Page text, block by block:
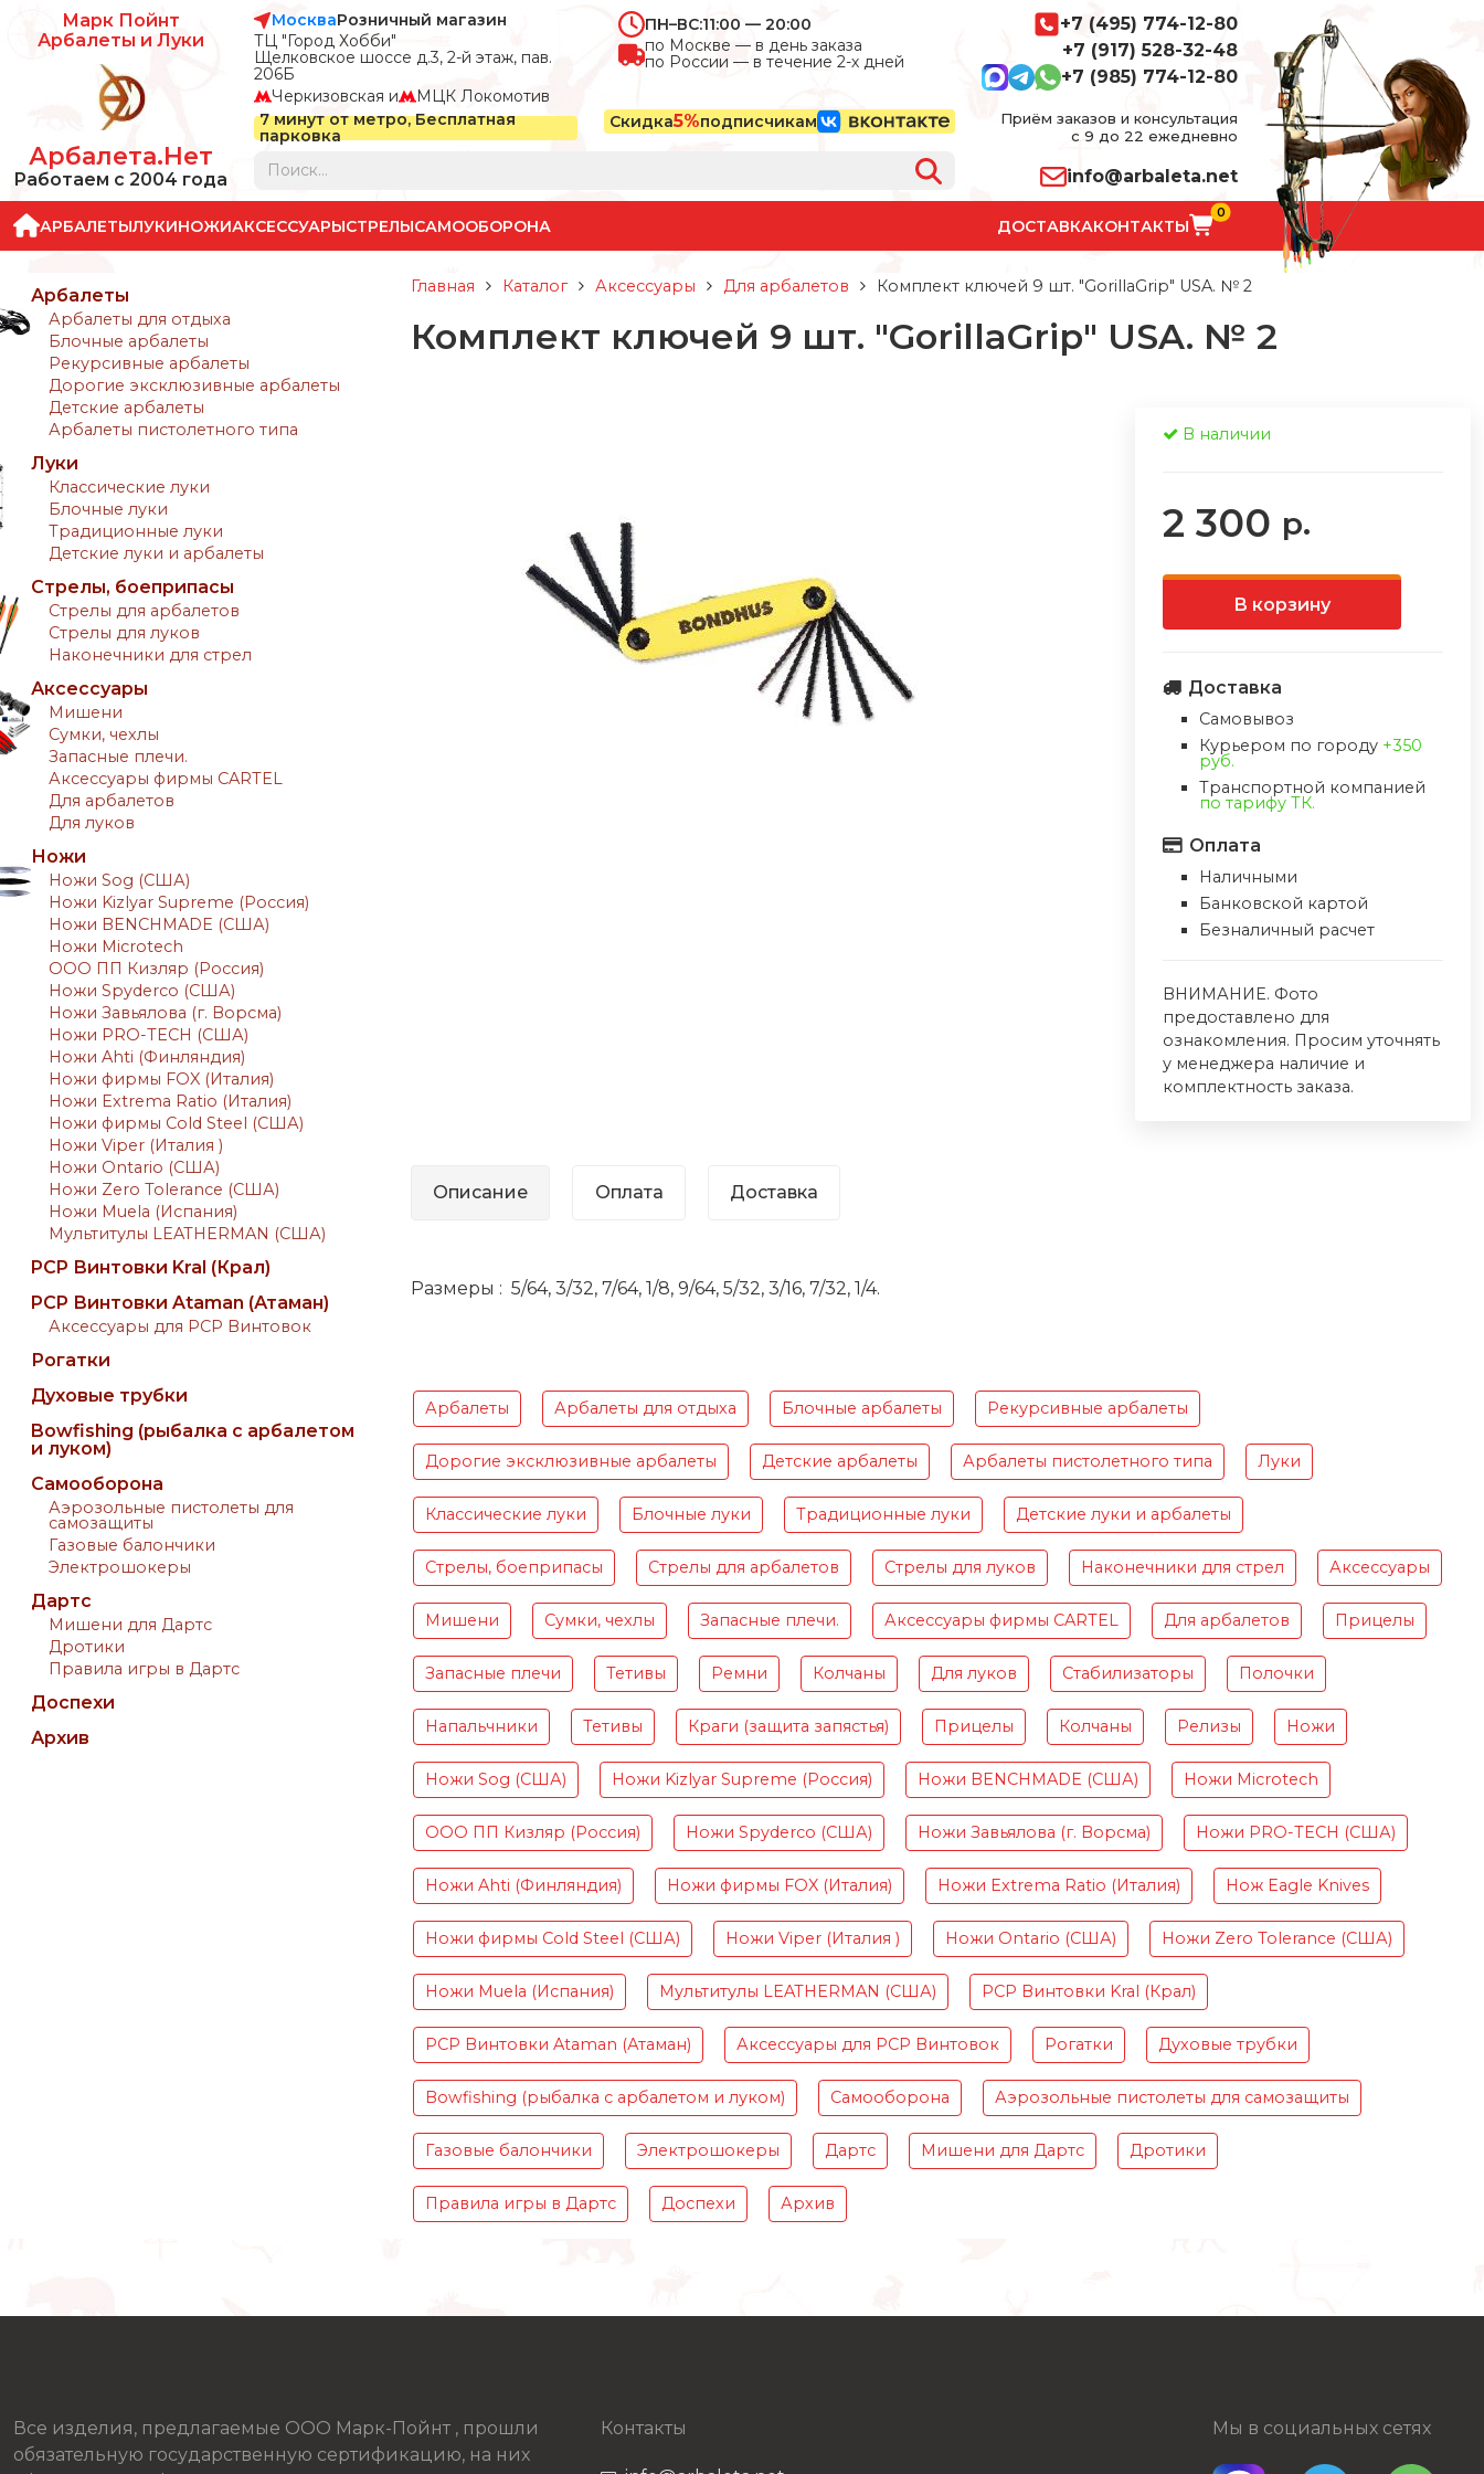
Марк Пойнт
Арбалеты и Луки
Арбалета.Нет
Работаем с 2004 года
МоскваРозничный магазин
ТЦ "Город Хобби"
Щелковское шоссе д.3, 2-й этаж, пав.
206Б
Черкизовская и
МЦК Локомотив
ПН–ВС:11:00 — 20:00
по Москве — в день заказа
по России — в течение 2-х дней
7 минут от метро, Бесплатная
парковка
Скидка5%подписчикам
+7 (495) 774-12-80
+7 (917) 528-32-48
+7 (985) 774-12-80
Приём заказов и консультация
с 9 до 22 ежедневно
info@arbaleta.net
АРБАЛЕТЫЛУКИНОЖИАКСЕССУАРЫСТРЕЛЫСАМООБОРОНА ДОСТАВКАКОНТАКТЫ
0
Арбалеты
Арбалеты для отдыха
Блочные арбалеты
Рекурсивные арбалеты
Дорогие эксклюзивные арбалеты
Детские арбалеты
Арбалеты пистолетного типа
Луки
Классические луки
Блочные луки
Традиционные луки
Детские луки и арбалеты
Стрелы, боеприпасы
Стрелы для арбалетов
Стрелы для луков
Наконечники для стрел
Аксессуары
Мишени
Сумки, чехлы
Запасные плечи.
Аксессуары фирмы CARTEL
Для арбалетов
Для луков
Ножи
Ножи Sog (США)
Ножи Kizlyar Supreme (Россия)
Ножи BENCHMADE (США)
Ножи Microtech
ООО ПП Кизляр (Россия)
Ножи Spyderco (США)
Ножи Завьялова (г. Ворсма)
Ножи PRO-TECH (США)
Ножи Ahti (Финляндия)
Ножи фирмы FOX (Италия)
Ножи Extrema Ratio (Италия)
Ножи фирмы Cold Steel (США)
Ножи Viper (Италия )
Ножи Ontario (США)
Ножи Zero Tolerance (США)
Ножи Muela (Испания)
Мультитулы LEATHERMAN (США)
PCP Винтовки Kral (Крал)
PCP Винтовки Ataman (Атаман)
Аксессуары для PCP Винтовок
Рогатки
Духовые трубки
Bowfishing (рыбалка с арбалетом
и луком)
Самооборона
Аэрозольные пистолеты для
самозащиты
Газовые балончики
Электрошокеры
Дартс
Мишени для Дартс
Дротики
Правила игры в Дартс
Доспехи
Архив
Главная Каталог Аксессуары Для арбалетов Комплект ключей 9 шт. "GorillaGrip" USA. № 2
Комплект ключей 9 шт. "GorillaGrip" USA. № 2
В наличии
2 300 р.
В корзину
Доставка
Самовывоз
Курьером по городу +350
руб.
Транспортной компанией
по тарифу ТК.
Оплата
Наличными
Банковской картой
Безналичный расчет
ВНИМАНИЕ. Фото
предоставлено для
ознакомления. Просим уточнять
у менеджера наличие и
комплектность заказа.
Описание Оплата Доставка
Размеры : 5/64, 3/32, 7/64, 1/8, 9/64, 5/32, 3/16, 7/32, 1/4.
Арбалеты Арбалеты для отдыха Блочные арбалеты Рекурсивные арбалеты
Дорогие эксклюзивные арбалеты Детские арбалеты Арбалеты пистолетного типа Луки
Классические луки Блочные луки Традиционные луки Детские луки и арбалеты
Стрелы, боеприпасы Стрелы для арбалетов Стрелы для луков Наконечники для стрел Аксессуары
Мишени Сумки, чехлы Запасные плечи. Аксессуары фирмы CARTEL Для арбалетов Прицелы
Запасные плечи Тетивы Ремни Колчаны Для луков Стабилизаторы Полочки
Напальчники Тетивы Краги (защита запястья) Прицелы Колчаны Релизы Ножи
Ножи Sog (США) Ножи Kizlyar Supreme (Россия) Ножи BENCHMADE (США) Ножи Microtech
ООО ПП Кизляр (Россия) Ножи Spyderco (США) Ножи Завьялова (г. Ворсма) Ножи PRO-TECH (США)
Ножи Ahti (Финляндия) Ножи фирмы FOX (Италия) Ножи Extrema Ratio (Италия) Нож Eagle Knives
Ножи фирмы Cold Steel (США) Ножи Viper (Италия ) Ножи Ontario (США) Ножи Zero Tolerance (США)
Ножи Muela (Испания) Мультитулы LEATHERMAN (США) PCP Винтовки Kral (Крал)
PCP Винтовки Ataman (Атаман) Аксессуары для PCP Винтовок Рогатки Духовые трубки
Bowfishing (рыбалка с арбалетом и луком) Самооборона Аэрозольные пистолеты для самозащиты
Газовые балончики Электрошокеры Дартс Мишени для Дартс Дротики
Правила игры в Дартс Доспехи Архив
Все изделия, предлагаемые ООО Марк-Пойнт , прошли
обязательную государственную сертификацию, на них
Контакты Мы в социальных сетях